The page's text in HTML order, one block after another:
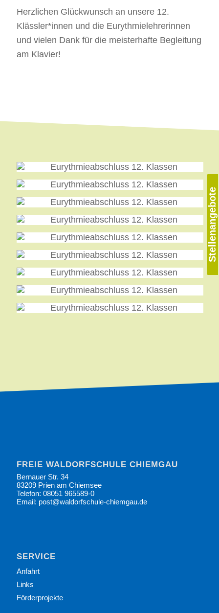
Stellenangebote
Herzlichen Glückwunsch an unsere 12.
Klässler*innen und die Eurythmielehrerinnen
und vielen Dank für die meisterhafte Begleitung
am Klavier!
FREIE WALDORFSCHULE CHIEMGAU
Bernauer Str. 34
83209 Prien am Chiemsee
Telefon: 08051 965589-0
Email: post@waldorfschule-chiemgau.de
SERVICE
Anfahrt
Links
Förderprojekte